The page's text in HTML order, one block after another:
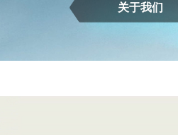
关于我们